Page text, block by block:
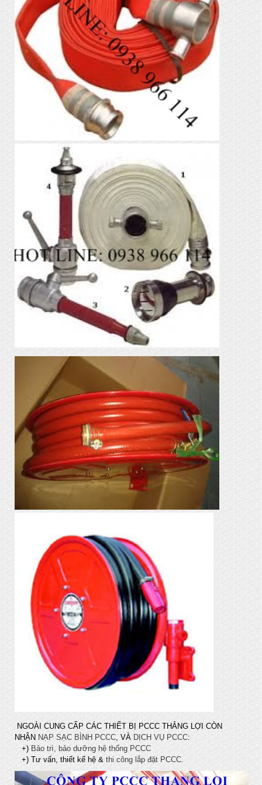
NGOÀI CUNG CẤP CÁC THIẾT BỊ PCCC THẮNG LỢI CÒN
NHẬN NẠP SẠC BÌNH PCCC, VÀ DỊCH VỤ PCCC:
+) Bảo trì, bảo dưỡng hệ thống PCCC
+) Tư vấn, thiết kế hệ & thi công lắp đặt PCCC.